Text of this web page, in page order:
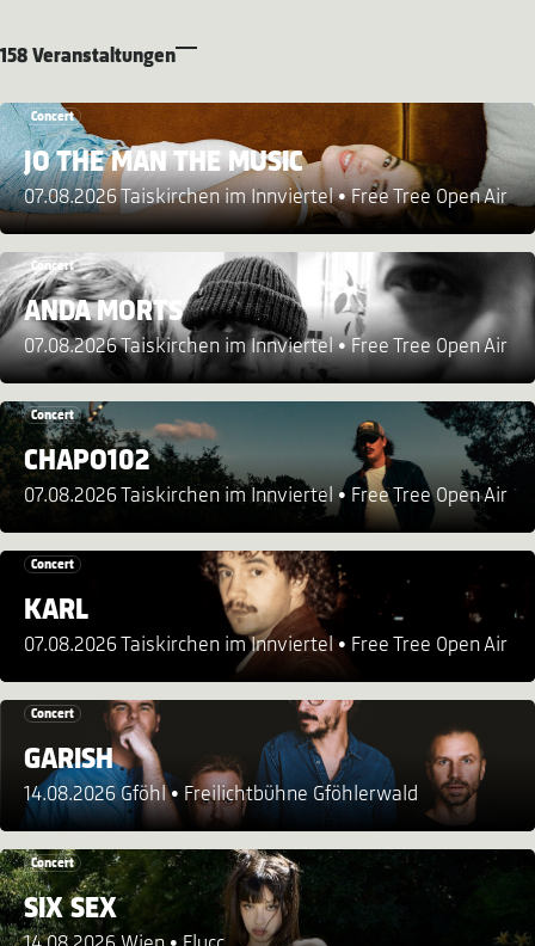
158 Veranstaltungen
Concert
JO THE MAN THE MUSIC
07.08.2026 Taiskirchen im Innviertel Free Tree Open Air
Concert
ANDA MORTS
07.08.2026 Taiskirchen im Innviertel Free Tree Open Air
Concert
CHAPO102
07.08.2026 Taiskirchen im Innviertel Free Tree Open Air
Concert
KARL
07.08.2026 Taiskirchen im Innviertel Free Tree Open Air
Concert
GARISH
14.08.2026 Gföhl Freilichtbühne Gföhlerwald
Concert
SIX SEX